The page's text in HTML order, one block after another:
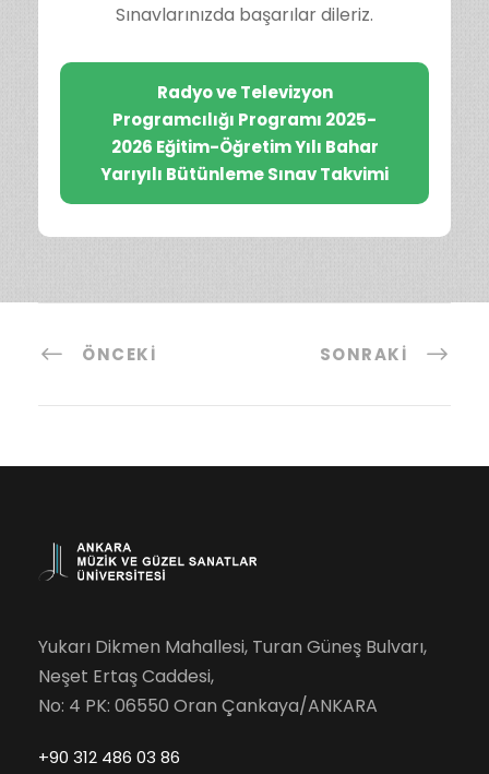
Sınavlarınızda başarılar dileriz.
Radyo ve Televizyon
Programcılığı Programı 2025-
2026 Eğitim-Öğretim Yılı Bahar
Yarıyılı Bütünleme Sınav Takvimi
ÖNCEKI SONRAKI
Yukarı Dikmen Mahallesi, Turan Güneş Bulvarı,
Neşet Ertaş Caddesi,
No: 4 PK: 06550 Oran Çankaya/ANKARA
+90 312 486 03 86